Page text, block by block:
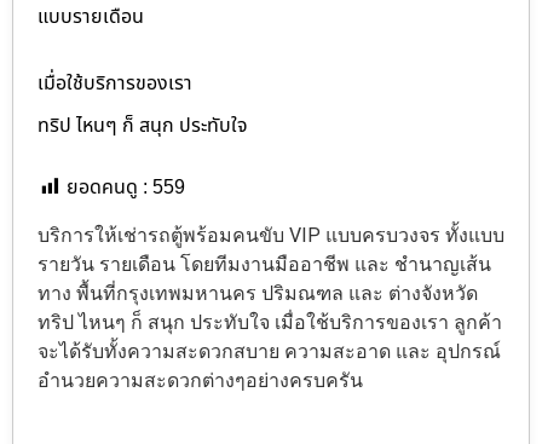
แบบรายเดือน
เมื่อใช้บริการของเรา
ทริป ไหนๆ ก็ สนุก ประทับใจ
ยอดคนดู : 559
บริการให้เช่ารถตู้พร้อมคนขับ VIP แบบครบวงจร ทั้งแบบ
รายวัน รายเดือน โดยทีมงานมืออาชีพ และ ชำนาญเส้น
ทาง พื้นที่กรุงเทพมหานคร ปริมณฑล และ ต่างจังหวัด
ทริป ไหนๆ ก็ สนุก ประทับใจ เมื่อใช้บริการของเรา ลูกค้า
จะได้รับทั้งความสะดวกสบาย ความสะอาด และ อุปกรณ์
อำนวยความสะดวกต่างๆอย่างครบครัน